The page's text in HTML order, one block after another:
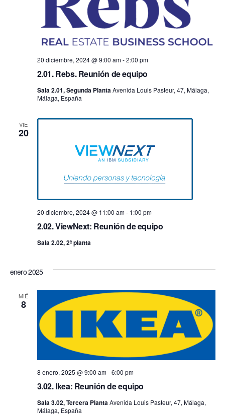
2.01. Rebs. Reunión de equipo
20 diciembre, 2024 @ 9:00 am-2:00 pm
Sala 2.01, Segunda PlantaAvenida Louis Pasteur, 47, Málaga,
Málaga, España
VIE
20
2.02. ViewNext: Reunión de equipo
20 diciembre, 2024 @ 11:00 am- 1:00 pm
Sala 2.02, 2ª planta
enero 2025
MIÉ
8
3.02. Ikea: Reunión de equipo
8 enero, 2025 @ 9:00 am-6:00 pm
Sala 3.02, Tercera PlantaAvenida Louis Pasteur, 47, Málaga,
Málaga, España